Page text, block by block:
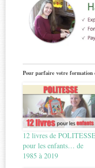
Pour parfaire votre formation
12 livres de
pour les enfants… de
1985 à 2019